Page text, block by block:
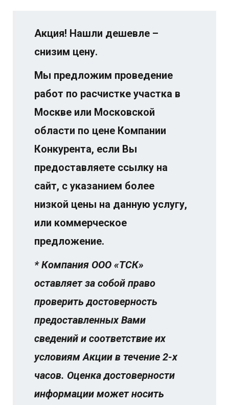
Акция! Нашли дешевле –
снизим цену.
Мы предложим проведение
работ по расчистке участка в
Москве или Московской
области по цене Компании
Конкурента, если Вы
предоставляете ссылку на
сайт, с указанием более
низкой цены на данную услугу,
или коммерческое
предложение.
* Компания ООО «ТСК»
оставляет за собой право
проверить достоверность
предоставленных Вами
сведений и соответствие их
условиям Акции в течение 2-х
часов. Оценка достоверности
информации может носить